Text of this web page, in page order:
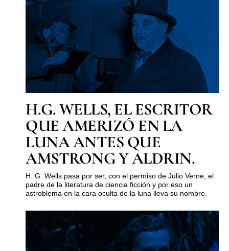
H.G. WELLS, EL ESCRITOR
QUE AMERIZÓ EN LA
LUNA ANTES QUE
AMSTRONG Y ALDRIN.
H. G. Wells pasa por ser, con el permiso de Julio Verne, el
padre de la literatura de ciencia ficción y por eso un
astroblema en la cara oculta de la luna lleva su nombre.